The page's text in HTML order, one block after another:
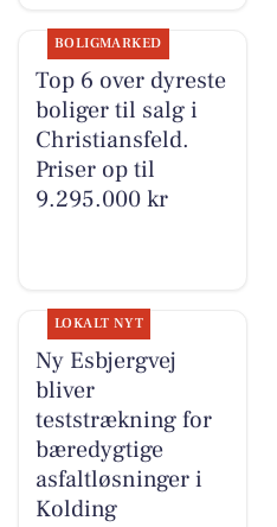
BOLIGMARKED
Top 6 over dyreste
boliger til salg i
Christiansfeld.
Priser op til
9.295.000 kr
LOKALT NYT
Ny Esbjergvej
bliver
teststrækning for
bæredygtige
asfaltløsninger i
Kolding